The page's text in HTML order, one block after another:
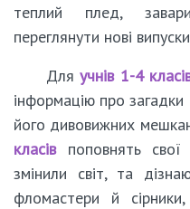
теплий плед,
переглянути нові
Дляучнів 1-4
інформацію про загадки
його дивовижних
класівпоповнять
змінили світ, та
фломастери й